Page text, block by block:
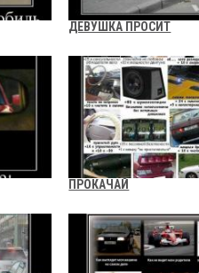
ДЕВУШКА ПРОСИТ
ПРОКАЧАЙ